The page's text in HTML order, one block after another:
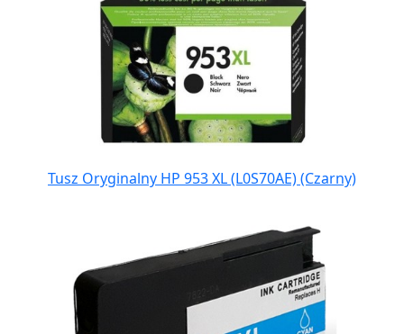
Tusz Oryginalny HP 953 XL (L0S70AE) (Czarny)